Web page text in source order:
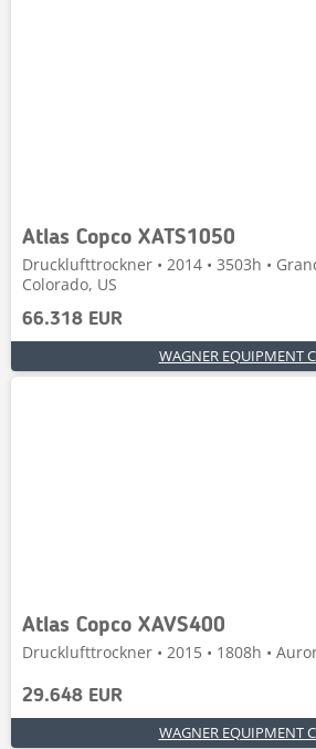
Atlas Copco XATS1050
Drucklufttrockner • 2014 • 3503h •
Colorado, US
66.318 EUR
WAGNER EQUIPMENT
Atlas Copco XAVS400
Drucklufttrockner • 2015 • 1808h •
29.648 EUR
WAGNER EQUIPMENT